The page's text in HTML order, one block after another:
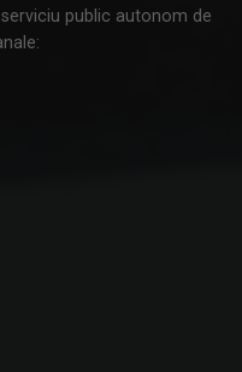
...
public autonom de